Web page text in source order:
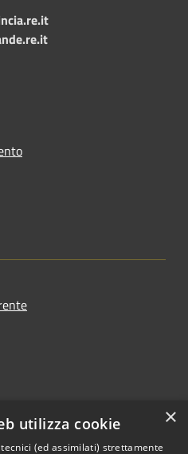
sito
×
utilizza cookie
(ed assimilati) strettamente